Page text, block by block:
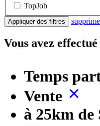
TopJob
Appliquer des filtres
Vous avez
Temps
Vente
à 25km